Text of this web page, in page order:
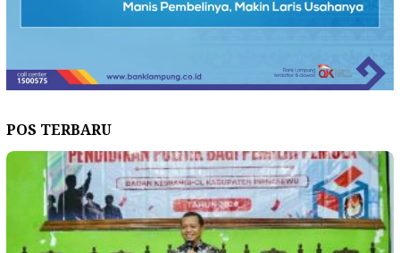
POS TERBARU